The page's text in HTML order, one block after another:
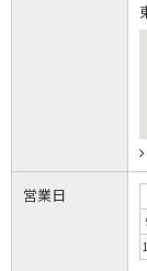
営業日